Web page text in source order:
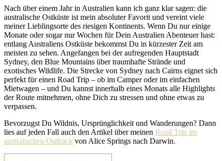
Nach über einem Jahr in Australien kann ich ganz klar sagen: die
australische Ostküste ist mein absoluter Favorit und vereint viele
meiner Lieblingsorte des riesigen Kontinents. Wenn Du nur einige
Monate oder sogar nur Wochen für Dein Australien Abenteuer hast:
entlang Australiens Ostküste bekommst Du in kürzester Zeit am
meisten zu sehen. Angefangen bei der aufregenden Hauptstadt
Sydney, den Blue Mountains über traumhafte Strände und
exotisches Wildlife. Die Strecke von Sydney nach Cairns eignet sich
perfekt für einen Road Trip – ob im Camper oder im einfachen
Mietwagen – und Du kannst innerhalb eines Monats alle Highlights
der Route mitnehmen, ohne Dich zu stressen und ohne etwas zu
verpassen.
Bevorzugst Du Wildnis, Ursprünglichkeit und Wanderungen? Dann
lies auf jeden Fall auch den Artikel über meinen Road Trip im
australischen Outback von Alice Springs nach Darwin.